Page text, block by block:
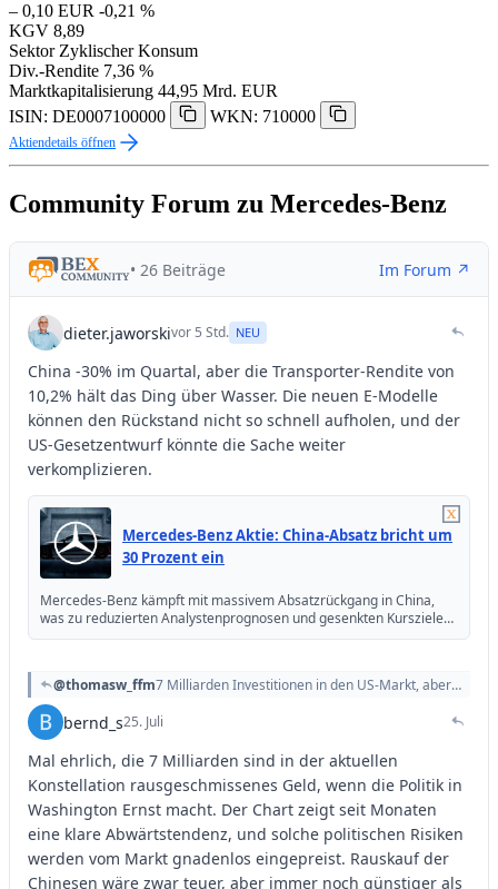
– 0,10 EUR -0,21 %
KGV 8,89
Sektor Zyklischer Konsum
Div.-Rendite 7,36 %
Marktkapitalisierung 44,95 Mrd. EUR
ISIN: DE0007100000
WKN: 710000
Aktiendetails öffnen
Community Forum zu Mercedes-Benz